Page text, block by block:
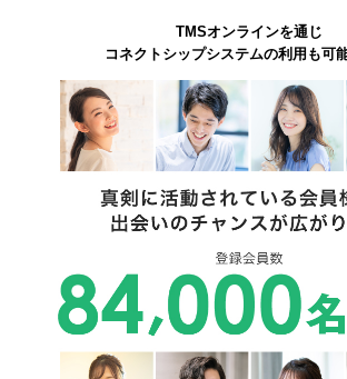
TMSオンラインを通じ
コネクトシップシステムの利用も可